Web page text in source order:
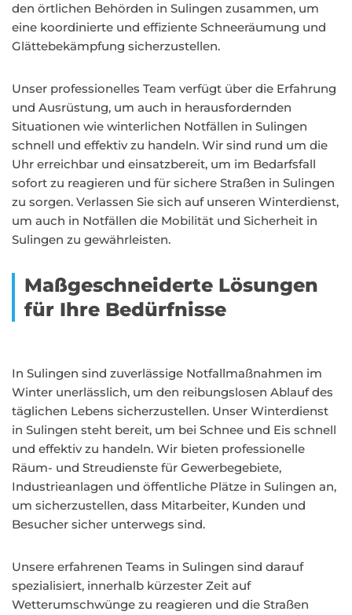
den örtlichen Behörden in Sulingen zusammen, um
eine koordinierte und effiziente Schneeräumung und
Glättebekämpfung sicherzustellen.
Unser professionelles Team verfügt über die Erfahrung
und Ausrüstung, um auch in herausfordernden
Situationen wie winterlichen Notfällen in Sulingen
schnell und effektiv zu handeln. Wir sind rund um die
Uhr erreichbar und einsatzbereit, um im Bedarfsfall
sofort zu reagieren und für sichere Straßen in Sulingen
zu sorgen. Verlassen Sie sich auf unseren Winterdienst,
um auch in Notfällen die Mobilität und Sicherheit in
Sulingen zu gewährleisten.
Maßgeschneiderte Lösungen
für Ihre Bedürfnisse
In Sulingen sind zuverlässige Notfallmaßnahmen im
Winter unerlässlich, um den reibungslosen Ablauf des
täglichen Lebens sicherzustellen. Unser Winterdienst
in Sulingen steht bereit, um bei Schnee und Eis schnell
und effektiv zu handeln. Wir bieten professionelle
Räum- und Streudienste für Gewerbegebiete,
Industrieanlagen und öffentliche Plätze in Sulingen an,
um sicherzustellen, dass Mitarbeiter, Kunden und
Besucher sicher unterwegs sind.
Unsere erfahrenen Teams in Sulingen sind darauf
spezialisiert, innerhalb kürzester Zeit auf
Wetterumschwünge zu reagieren und die Straßen